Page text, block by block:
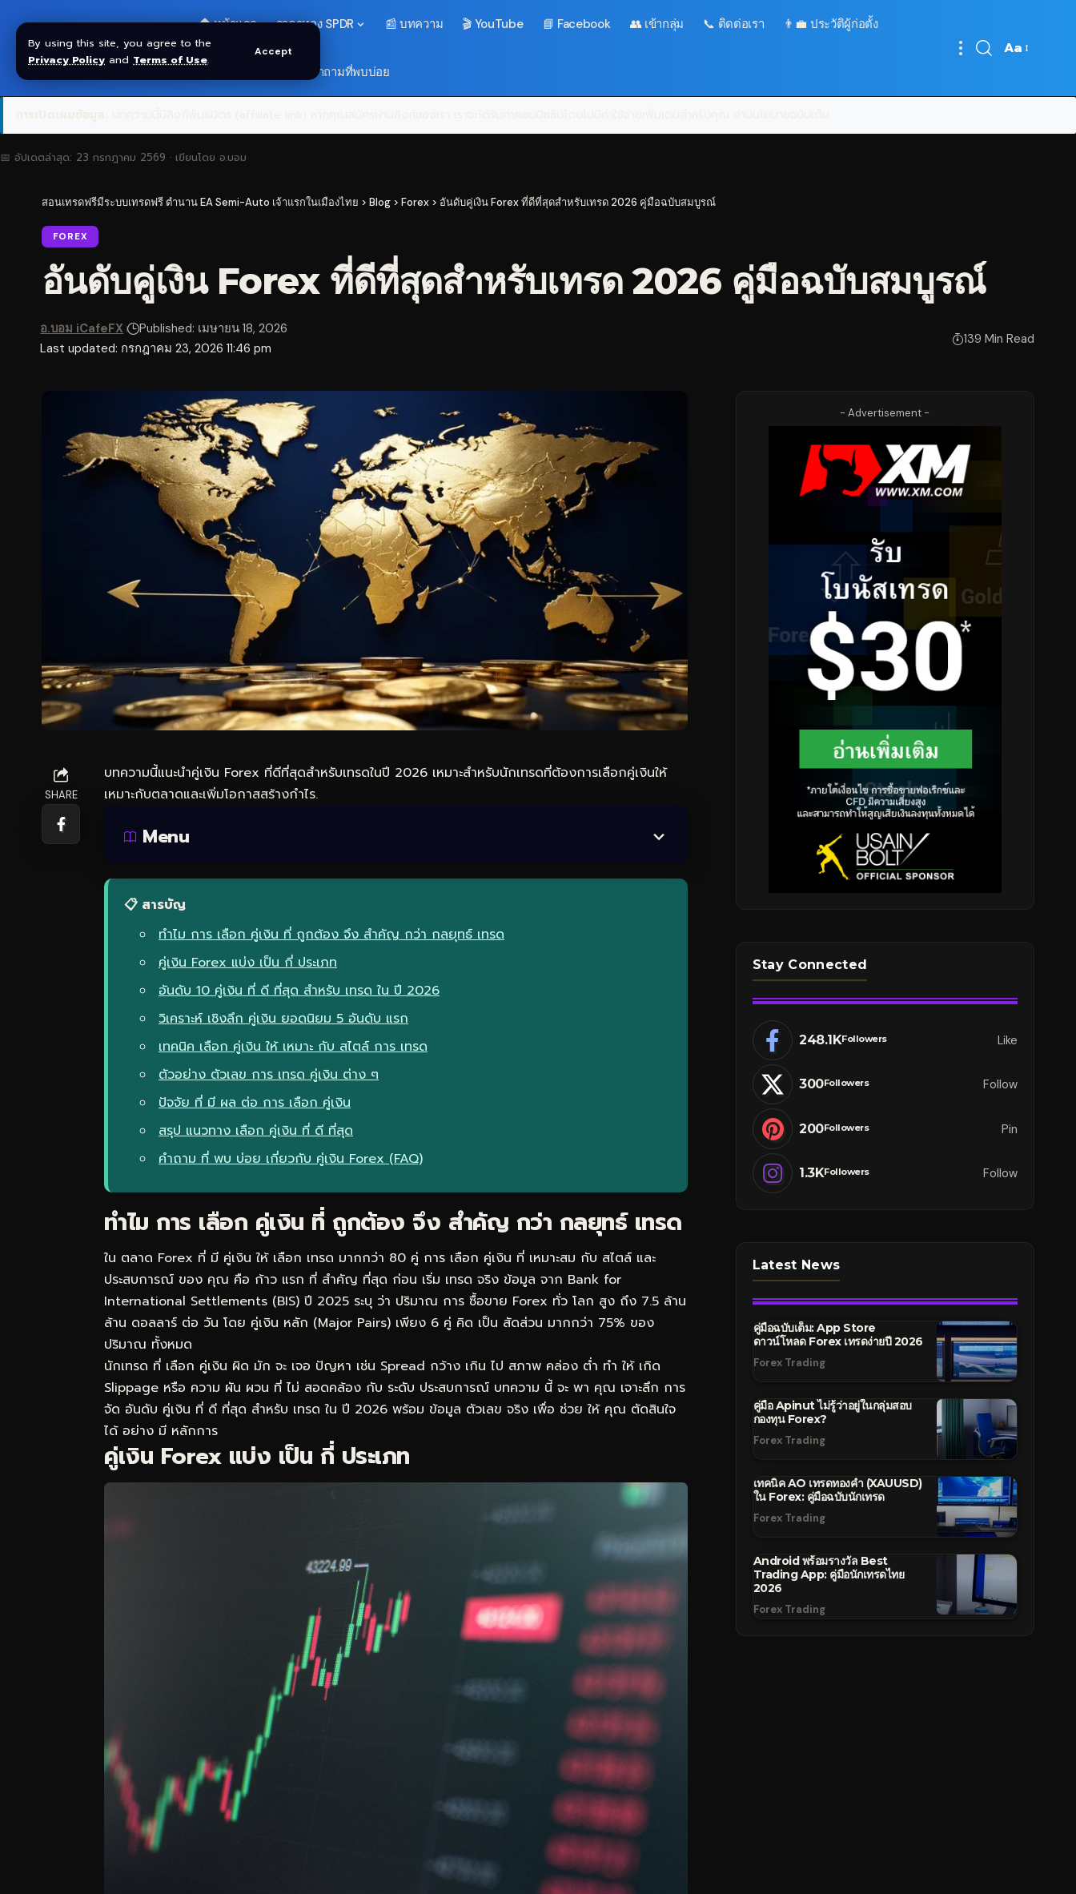
By using this site, you agree to the
Privacy Policy and Terms of Use.
Accept
🏠 หน้าแรก ราคาทอง SPDR 📰 บทความ 🎬 YouTube 📘 Facebook 👥 เข้ากลุ่ม 📞 ติดต่อเรา 👨‍💼 ประวัติผู้ก่อตั้ง
❓ คำถามที่พบบ่อย
Font
Aa
📅 อัปเดตล่าสุด: 23 กรกฎาคม 2569 · เขียนโดย อ.บอม
สอนเทรดฟรีมีระบบเทรดฟรี ตำนาน EA Semi-Auto เจ้าแรกในเมืองไทย > Blog > Forex > อันดับคู่เงิน Forex ที่ดีที่สุดสำหรับเทรด 2026 คู่มือฉบับสมบูรณ์
FOREX
อันดับคู่เงิน Forex ที่ดีที่สุดสำหรับเทรด 2026 คู่มือฉบับสมบูรณ์
Last updated: กรกฎาคม 23, 2026 11:46 pm
อ.บอม iCafeFX Published: เมษายน 18, 2026
139 Min Read
SHARE
บทความนี้แนะนำคู่เงิน Forex ที่ดีที่สุดสำหรับเทรดในปี 2026 เหมาะสำหรับนักเทรดที่ต้องการเลือกคู่เงินให้
เหมาะกับตลาดและเพิ่มโอกาสสร้างกำไร.
Menu
📋 สารบัญ
ทำไม การ เลือก คู่เงิน ที่ ถูกต้อง จึง สำคัญ กว่า กลยุทธ์ เทรด
คู่เงิน Forex แบ่ง เป็น กี่ ประเภท
อันดับ 10 คู่เงิน ที่ ดี ที่สุด สำหรับ เทรด ใน ปี 2026
วิเคราะห์ เชิงลึก คู่เงิน ยอดนิยม 5 อันดับ แรก
เทคนิค เลือก คู่เงิน ให้ เหมาะ กับ สไตล์ การ เทรด
ตัวอย่าง ตัวเลข การ เทรด คู่เงิน ต่าง ๆ
ปัจจัย ที่ มี ผล ต่อ การ เลือก คู่เงิน
สรุป แนวทาง เลือก คู่เงิน ที่ ดี ที่สุด
คำถาม ที่ พบ บ่อย เกี่ยวกับ คู่เงิน Forex (FAQ)
ทำไม การ เลือก คู่เงิน ที่ ถูกต้อง จึง สำคัญ กว่า กลยุทธ์ เทรด
ใน ตลาด Forex ที่ มี คู่เงิน ให้ เลือก เทรด มากกว่า 80 คู่ การ เลือก คู่เงิน ที่ เหมาะสม กับ สไตล์ และ
ประสบการณ์ ของ คุณ คือ ก้าว แรก ที่ สำคัญ ที่สุด ก่อน เริ่ม เทรด จริง ข้อมูล จาก Bank for
International Settlements (BIS) ปี 2025 ระบุ ว่า ปริมาณ การ ซื้อขาย Forex ทั่ว โลก สูง ถึง 7.5 ล้าน
ล้าน ดอลลาร์ ต่อ วัน โดย คู่เงิน หลัก (Major Pairs) เพียง 6 คู่ คิด เป็น สัดส่วน มากกว่า 75% ของ
ปริมาณ ทั้งหมด
นักเทรด ที่ เลือก คู่เงิน ผิด มัก จะ เจอ ปัญหา เช่น Spread กว้าง เกิน ไป สภาพ คล่อง ต่ำ ทำ ให้ เกิด
Slippage หรือ ความ ผัน ผวน ที่ ไม่ สอดคล้อง กับ ระดับ ประสบการณ์ บทความ นี้ จะ พา คุณ เจาะลึก การ
จัด อันดับ คู่เงิน ที่ ดี ที่สุด สำหรับ เทรด ใน ปี 2026 พร้อม ข้อมูล ตัวเลข จริง เพื่อ ช่วย ให้ คุณ ตัดสินใจ
ได้ อย่าง มี หลักการ
คู่เงิน Forex แบ่ง เป็น กี่ ประเภท
- Advertisement -
Stay Connected
248.1KFollowers Like
300Followers Follow
200Followers Pin
1.3KFollowers Follow
Latest News
คู่มือฉบับเต็ม: App Store
ดาวน์โหลด Forex เทรดง่ายปี 2026
Forex Trading
คู่มือ Apinut ไม่รู้ว่าอยู่ในกลุ่มสอบ
กองทุน Forex?
Forex Trading
เทคนิค AO เทรดทองคำ (XAUUSD)
ใน Forex: คู่มือฉบับนักเทรด
Forex Trading
Android พร้อมรางวัล Best
Trading App: คู่มือนักเทรดไทย
2026
Forex Trading